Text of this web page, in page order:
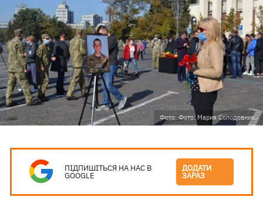
Фото: Фото: Мария Солодовник.
ПІДПИШІТЬСЯ НА НАС В
GOOGLE
ДОДАТИ
ЗАРАЗ